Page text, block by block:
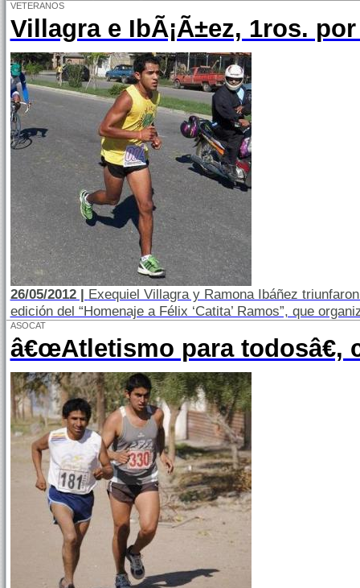
VETERANOS
Villagra e IbÃ¡Ã±ez, 1ros. por
26/05/2012 | Exequiel Villagra y Ramona Ibáñez
edición del “Homenaje a Félix ‘Catita’ Ramos”, que
ASOCAT
â€œAtletismo para todosâ€,